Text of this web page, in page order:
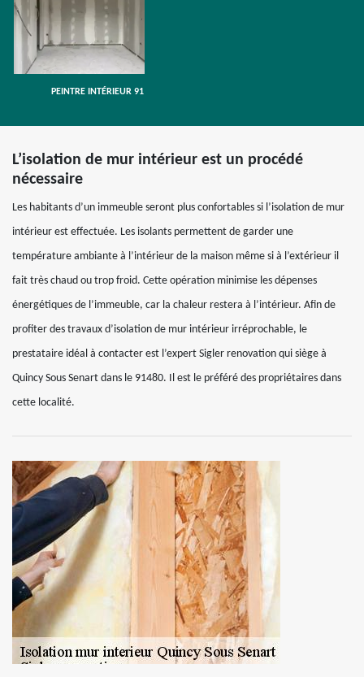
PEINTRE INTÉRIEUR 91
L’isolation de mur intérieur est un procédé
nécessaire
Les habitants d’un immeuble seront plus confortables si l’isolation de mur
intérieur est effectuée. Les isolants permettent de garder une
température ambiante à l’intérieur de la maison même si à l’extérieur il
fait très chaud ou trop froid. Cette opération minimise les dépenses
énergétiques de l’immeuble, car la chaleur restera à l’intérieur. Afin de
profiter des travaux d’isolation de mur intérieur irréprochable, le
prestataire idéal à contacter est l’expert Sigler renovation qui siège à
Quincy Sous Senart dans le 91480. Il est le préféré des propriétaires dans
cette localité.